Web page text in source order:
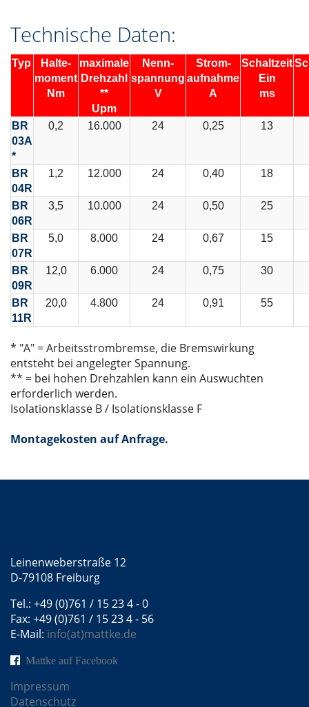
Technische Daten:
Typ
Halte-
moment
Nm
maximale
Drehzahl
**
Upm
Nenn-
spannung
V
Strom-
aufnahme
A
Schaltzeit
Ein
ms
BR
03A
*
0,2 16.000 24 0,25 13
BR
04R
1,2 12.000 24 0,40 18
BR
06R
3,5 10.000 24 0,50 25
BR
07R
5,0 8.000 24 0,67 15
BR
09R
12,0 6.000 24 0,75 30
BR
11R
20,0 4.800 24 0,91 55
* "A" = Arbeitsstrombremse, die Bremswirkung
entsteht bei angelegter Spannung.
** = bei hohen Drehzahlen kann ein Auswuchten
erforderlich werden.
Isolationsklasse B / Isolationsklasse F
Montagekosten auf Anfrage.
Leinenweberstraße 12
D-79108 Freiburg
Tel.: +49 (0)761 / 15 23 4 - 0
Fax: +49 (0)761 / 15 23 4 - 56
E-Mail: info(at)mattke.de
Mattke auf Facebook
Impressum
Datenschutz